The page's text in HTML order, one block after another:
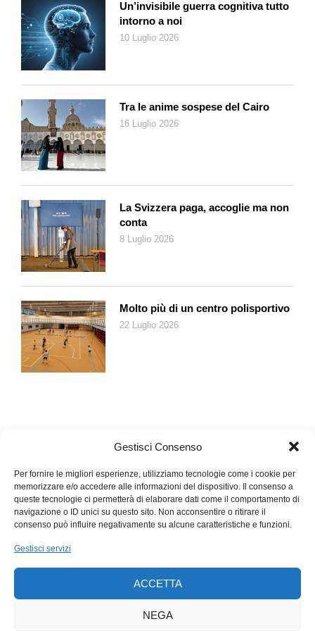
Gestisci Consenso
Per fornire le migliori esperienze, utilizziamo tecnologie come i cookie per
memorizzare e/o accedere alle informazioni del dispositivo. Il consenso a
queste tecnologie ci permetterà di elaborare dati come il comportamento di
navigazione o ID unici su questo sito. Non acconsentire o ritirare il
consenso può influire negativamente su alcune caratteristiche e funzioni.
Gestisci servizi
ACCETTA
NEGA
Un’invisibile guerra cognitiva tutto
intorno a noi
10 Luglio 2026
Tra le anime sospese del Cairo
16 Luglio 2026
La Svizzera paga, accoglie ma non
conta
8 Luglio 2026
Molto più di un centro polisportivo
22 Luglio 2026